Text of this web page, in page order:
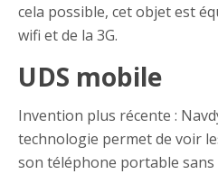
cela possible, cet objet est
wifi et de la 3G.
UDS mobile
Invention plus récente :
technologie permet de voir
son téléphone portable